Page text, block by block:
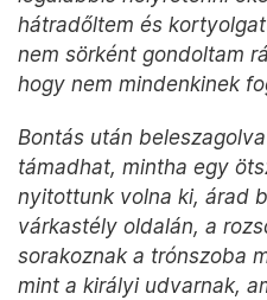
hátradőltem és
nem sörként gondoltam
hogy nem mindenkinek
Bontás után
támadhat, mintha egy
nyitottunk volna ki, árad
várkastély oldalán, a
sorakoznak a trónszoba
mint a királyi udvarnak,